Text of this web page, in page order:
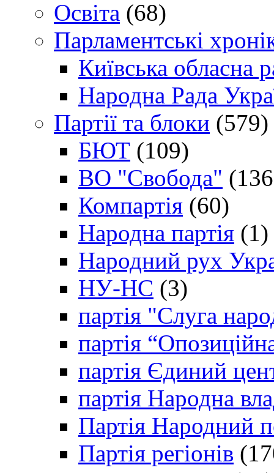
Освіта (68)
Парламентські
Київська обласна
Народна Рада
Партії та блоки (579)
БЮТ (109)
ВО "Свобода"
Компартія (60)
Народна партія (1)
Народний рух
НУ-НС (3)
партія "Слуга
партія
партія Єдиний
партія Народна
Партія Народний
Партія регіонів